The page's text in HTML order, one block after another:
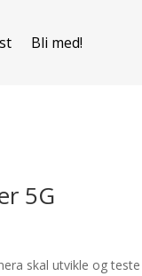
Bli med!
5G
skal utvikle og